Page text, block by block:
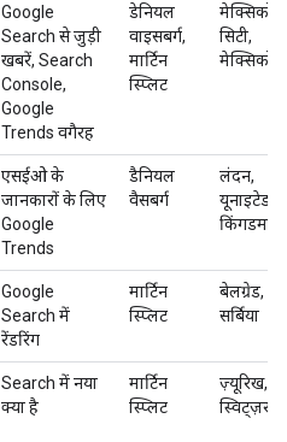
Google
Search से जुड़ी
खबरें, Search
Console,
Google
Trends वगैरह
डेनियल
वाइसबर्ग,
मार्टिन
स्प्लिट
मेक्सिको
सिटी,
मेक्सिको
एसईओ के
जानकारों के लिए
Google
Trends
डैनियल
वैसबर्ग
लंदन,
यूनाइटेड
किंगडम
Google
Search में
रेंडरिंग
मार्टिन
स्प्लिट
बेलग्रेड,
सर्बिया
Search में नया
क्या है
मार्टिन
स्प्लिट
ज़्यूरिख,